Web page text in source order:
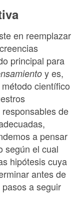
en reemplazar
principal para
y es,
científico
de
a pensar
según el cual
hipótesis cuya
antes de
a seguir